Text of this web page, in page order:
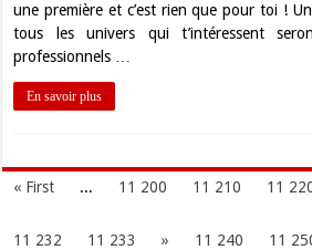
une première et c’est rien que pour toi !
tous les univers qui t’intéressent
professionnels …
En savoir plus
« First ... 11 200 11 210
11
11 232 11 233 » 11 240 11